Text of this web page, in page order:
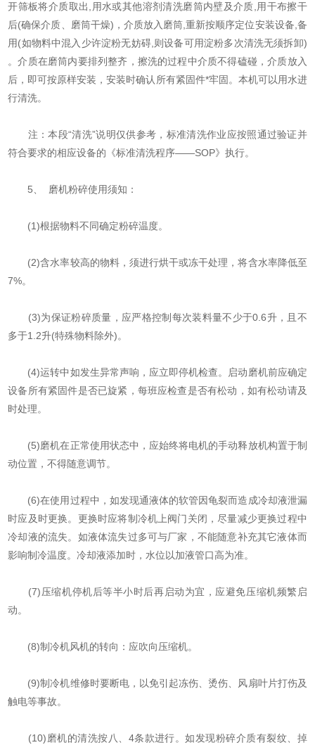
开筛板将介质取出,用水或其他溶剂清洗磨筒内壁及介质,用干布擦干
后(确保介质、磨筒干燥)，介质放入磨筒,重新按顺序定位安装设备,备
用(如物料中混入少许淀粉无妨碍,则设备可用淀粉多次清洗无须拆卸)
。介质在磨筒内要排列整齐，擦洗的过程中介质不得磕碰，介质放入
后，即可按原样安装，安装时确认所有紧固件*牢固。本机可以用水进
行清洗。
注：本段“清洗”说明仅供参考，标准清洗作业应按照通过验证并
符合要求的相应设备的《标准清洗程序——SOP》执行。
5、 磨机粉碎使用须知：
(1)根据物料不同确定粉碎温度。
(2)含水率较高的物料，须进行烘干或冻干处理，将含水率降低至
7%。
(3)为保证粉碎质量，应严格控制每次装料量不少于0.6升，且不
多于1.2升(特殊物料除外)。
(4)运转中如发生异常声响，应立即停机检查。启动磨机前应确定
设备所有紧固件是否已旋紧，每班应检查是否有松动，如有松动请及
时处理。
(5)磨机在正常使用状态中，应始终将电机的手动释放机构置于制
动位置，不得随意调节。
(6)在使用过程中，如发现通液体的软管因龟裂而造成冷却液泄漏
时应及时更换。更换时应将制冷机上阀门关闭，尽量减少更换过程中
冷却液的流失。如液体流失过多可与厂家，不能随意补充其它液体而
影响制冷温度。冷却液添加时，水位以加液管口高为准。
(7)压缩机停机后等半小时后再启动为宜，应避免压缩机频繁启
动。
(8)制冷机风机的转向：应吹向压缩机。
(9)制冷机维修时要断电，以免引起冻伤、烫伤、风扇叶片打伤及
触电等事故。
(10)磨机的清洗按八、4条款进行。如发现粉碎介质有裂纹、掉